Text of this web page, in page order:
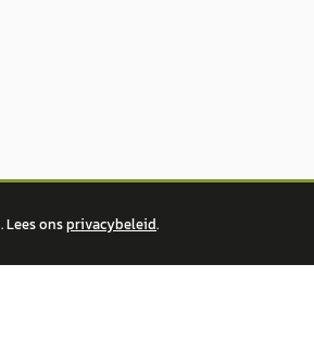
onsprivacybeleid.